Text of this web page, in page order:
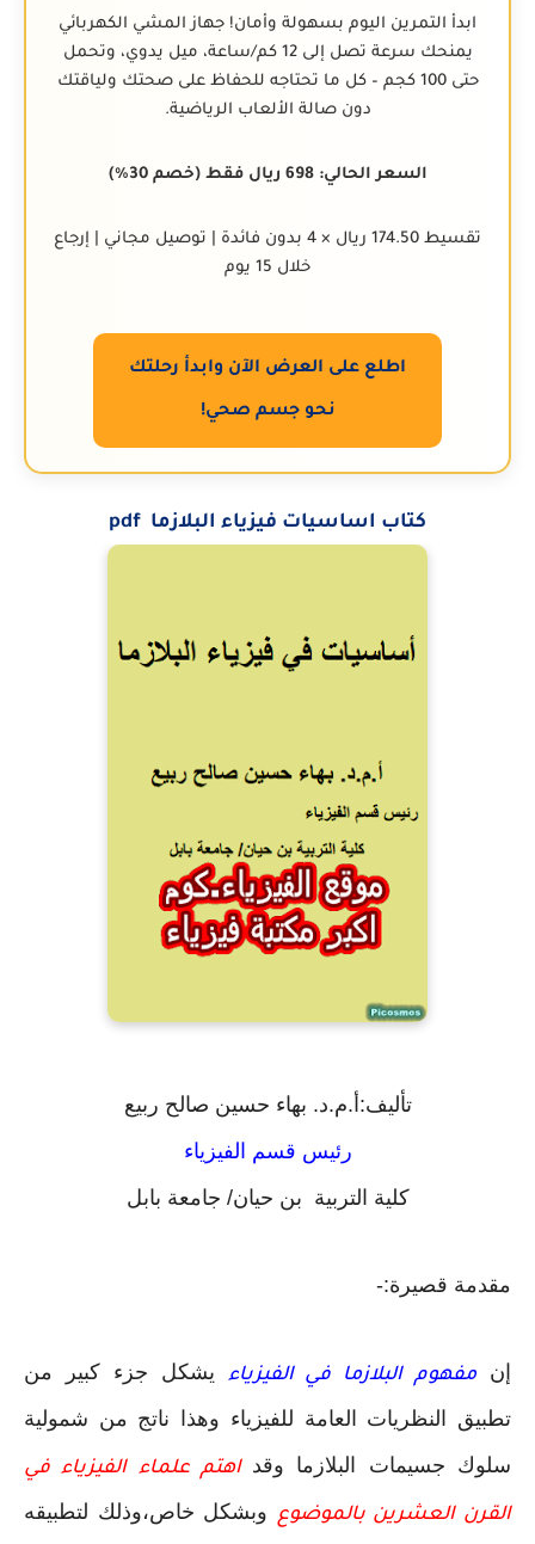
ابدأ التمرين اليوم بسهولة وأمان! جهاز المشي الكهربائي
يمنحك سرعة تصل إلى 12 كم/ساعة، ميل يدوي، وتحمل
حتى 100 كجم – كل ما تحتاجه للحفاظ على صحتك ولياقتك
دون صالة الألعاب الرياضية.
السعر الحالي: 698 ريال فقط (خصم 30%)
تقسيط 174.50 ريال × 4 بدون فائدة | توصيل مجاني | إرجاع
خلال 15 يوم
اطلع على العرض الآن وابدأ رحلتك
نحو جسم صحي!
كتاب اساسيات فيزياء البلازما pdf
تأليف:أ.م.د. بهاء حسين صالح ربيع
رئيس قسم الفيزياء
كلية التربية بن حيان/ جامعة بابل
مقدمة قصيرة:-
إن مفهوم البلازما في الفيزياء يشكل جزء كبير من
تطبيق النظريات العامة للفيزياء وهذا ناتج من شمولية
سلوك جسيمات البلازما وقد اهتم علماء الفيزياء في
القرن العشرين بالموضوع وبشكل خاص،وذلك لتطبيقه